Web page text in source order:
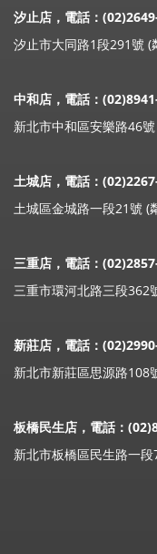
汐止店，電話：
汐止市大同路1段291號
中和店，電話：
新北市中和區安樂路46號
土城店，電話：
土城區金城路一段21號 (
三重店，電話：
三重市環河北路三段362
新莊店，電話：
新北市新莊區思源路108
板橋民生店，電話：
新北市板橋區民生路一